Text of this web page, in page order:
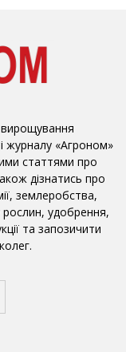
журналу «Агроном»
статтями про
дізнатись про
землеробства,
рослин, удобрення,
та запозичити